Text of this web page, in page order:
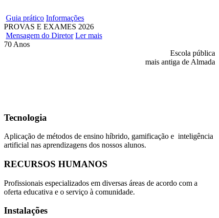
Guia prático Informações
PROVAS E EXAMES 2026
Mensagem do Diretor Ler mais
70 Anos
Escola pública
mais antiga de Almada
Tecnologia
Aplicação de métodos de ensino híbrido, gamificação e inteligência
artificial nas aprendizagens dos nossos alunos.
RECURSOS HUMANOS
Profissionais especializados em diversas áreas de acordo com a
oferta educativa e o serviço à comunidade.
Instalações